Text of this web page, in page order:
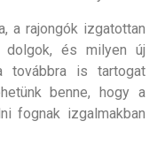
a rajongók izgatottan
dolgok, és milyen új
továbbra is tartogat
benne, hogy a
fognak izgalmakban